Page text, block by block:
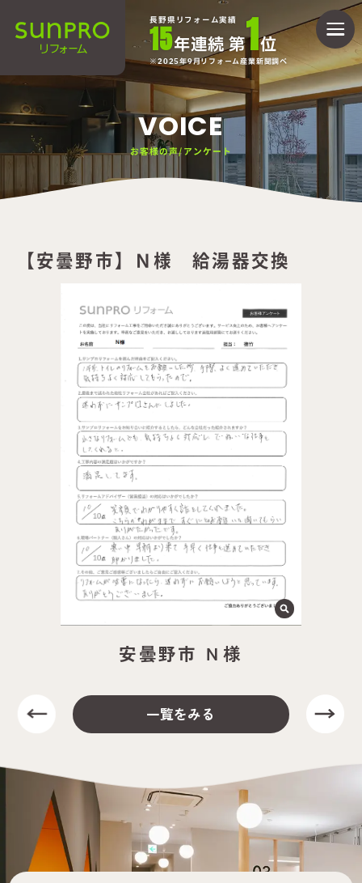
長野県リフォーム実績
15年連続 第1位
2025年9月リフォーム産業新聞調べ
VOICE
お客様の声/アンケート
【安曇野市】Ｎ様 給湯器交換
安曇野市 Ｎ様
一覧をみる